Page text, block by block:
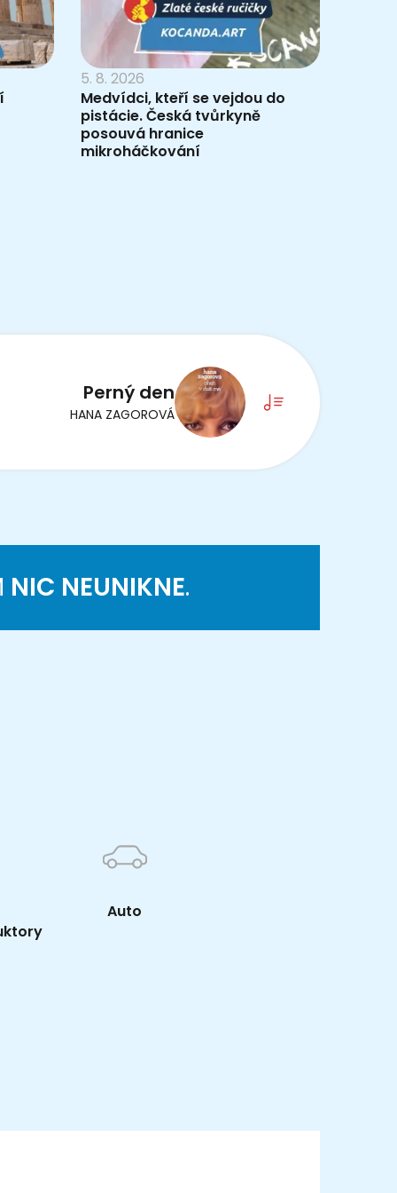
5. 8. 2026
Medvídci, kteří se vejdou do
pistácie. Česká tvůrkyně
posouvá hranice
mikroháčkování
Perný den
HANA ZAGOROVÁ
NIC NEUNIKNE.
Auto